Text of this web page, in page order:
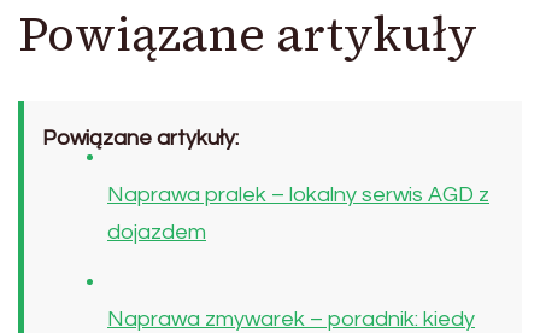
Powiązane artykuły
Powiązane artykuły:
Naprawa pralek – lokalny serwis AGD z
dojazdem
Naprawa zmywarek – poradnik: kiedy